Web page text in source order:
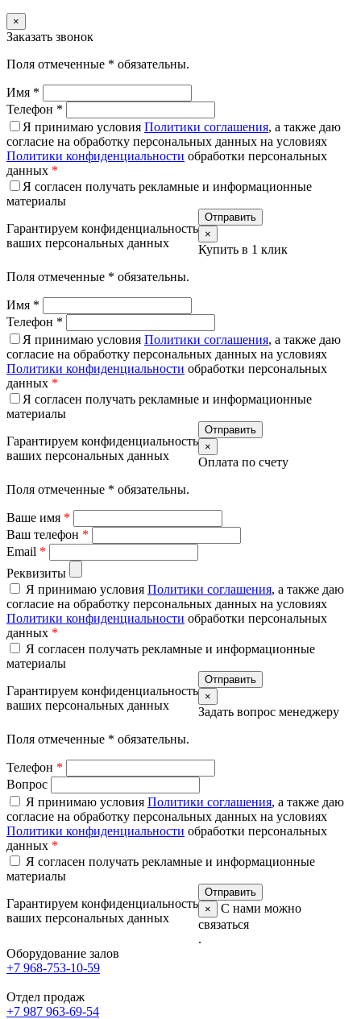
×
Заказать звонок
Поля отмеченные * обязательны.
Имя *
Телефон *
Я принимаю условия Политики соглашения, а также даю
согласие на обработку персональных данных на условиях
Политики конфиденциальности обработки персональных
данных *
Я согласен получать рекламные и информационные
материалы
Гарантируем конфиденциальность
ваших персональных данных
×
Купить в 1 клик
Поля отмеченные * обязательны.
Имя *
Телефон *
Я принимаю условия Политики соглашения, а также даю
согласие на обработку персональных данных на условиях
Политики конфиденциальности обработки персональных
данных *
Я согласен получать рекламные и информационные
материалы
Гарантируем конфиденциальность
ваших персональных данных
×
Оплата по счету
Поля отмеченные * обязательны.
Ваше имя *
Ваш телефон *
Email *
Реквизиты
Я принимаю условия Политики соглашения, а также даю
согласие на обработку персональных данных на условиях
Политики конфиденциальности обработки персональных
данных *
Я согласен получать рекламные и информационные
материалы
Гарантируем конфиденциальность
ваших персональных данных
×
Задать вопрос менеджеру
Поля отмеченные * обязательны.
Телефон *
Вопрос
Я принимаю условия Политики соглашения, а также даю
согласие на обработку персональных данных на условиях
Политики конфиденциальности обработки персональных
данных *
Я согласен получать рекламные и информационные
материалы
Гарантируем конфиденциальность
ваших персональных данных
×
С нами можно
связаться
.
Оборудование залов
+7 968-753-10-59
Отдел продаж
+7 987 963-69-54